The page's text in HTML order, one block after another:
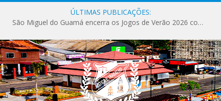
ÚLTIMAS PUBLICAÇÕES:
São Miguel do Guamá encerra os Jogos de Verão 2026 com sucesso de público e competições.